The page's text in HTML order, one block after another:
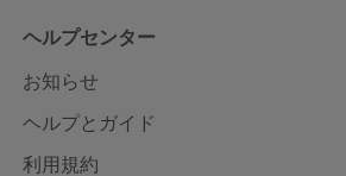
ヘルプセンター
お知らせ
ヘルプとガイド
利用規約